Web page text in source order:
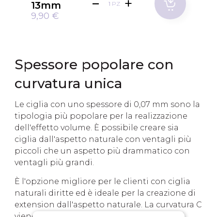
13mm
9,90 €
PZ
Spessore popolare con
curvatura unica
Le ciglia con uno spessore di 0,07 mm sono la
tipologia più popolare per la realizzazione
dell'effetto volume. È possibile creare sia
ciglia dall'aspetto naturale con ventagli più
piccoli che un aspetto più drammatico con
ventagli più grandi.
È l'opzione migliore per le clienti con ciglia
naturali diritte ed è ideale per la creazione di
extension dall'aspetto naturale. La curvatura C